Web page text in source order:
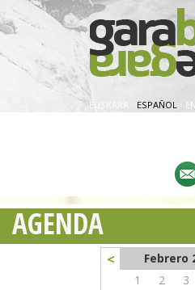
EUSKARA ESPAÑOL ·
AGENDA
< Febrero
1 2 3